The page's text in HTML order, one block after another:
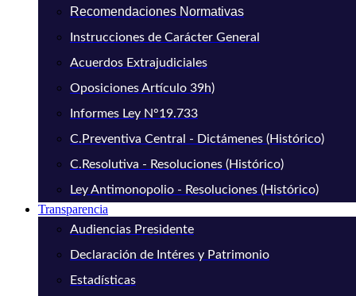
Recomendaciones Normativas
Instrucciones de Carácter General
Acuerdos Extrajudiciales
Oposiciones Artículo 39h)
Informes Ley N°19.733
C.Preventiva Central - Dictámenes (Histórico)
C.Resolutiva - Resoluciones (Histórico)
Ley Antimonopolio - Resoluciones (Histórico)
Transparencia
Audiencias Presidente
Declaración de Intéres y Patrimonio
Estadísticas